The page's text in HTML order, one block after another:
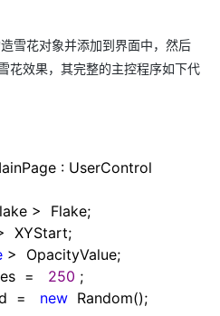
花对象并添加到界面中，然后
花效果，其完整的主控程序如下代
: UserControl
>
Flake;
XYStart;
>
OpacityValue;
= 250 ;
= new Random();